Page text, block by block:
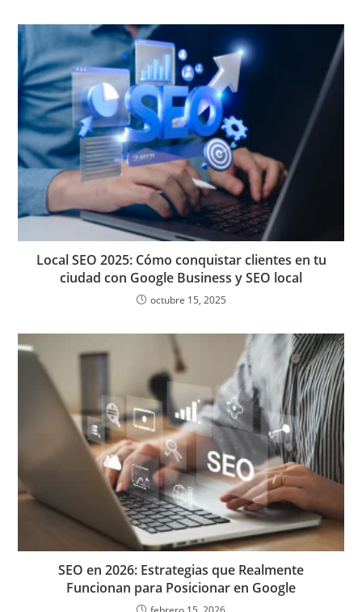
Local SEO 2025: Cómo conquistar clientes en tu
ciudad con Google Business y SEO local
octubre 15, 2025
SEO en 2026: Estrategias que Realmente
Funcionan para Posicionar en Google